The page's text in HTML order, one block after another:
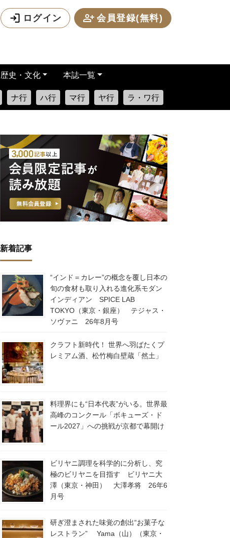
ログイン 会員登録(無料)
歴史・文化 本誌一覧
ナ行 ハ行 マ行 ヤ行 ラ・ワ行
新着記事
“インド＝カレー”の概念を覆し日本の
旬の食材も取り入れる進化系モダン
インディアン SPICE LAB
TOKYO（東京・銀座） テジャス・
ソヴァニ 26年8月号
クラフト新時代！ 世界へ羽ばたくプ
レミアム酒、松竹梅白壁蔵「然土」
料理界にも“日本代表”がいる。世界最
高峰のコンクール「ボキューズ・ド
ール2027」への挑戦が京都で幕開け
ビリヤニ調理を科学的に分析し、究
極のビリヤニを目指す ビリヤニ大
澤（東京・神田） 大澤孝将 26年6
月号
研ぎ澄まされた味覚の創出“お菓子な
レストラン” Yama（山）（東京・